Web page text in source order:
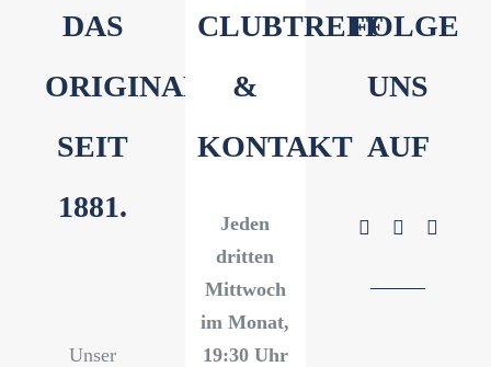
DAS
ORIGINAL
SEIT
1881.
Unser
CLUBTREFF
&
KONTAKT
Jeden
dritten
Mittwoch
im Monat,
19:30 Uhr
FOLGE
UNS
AUF